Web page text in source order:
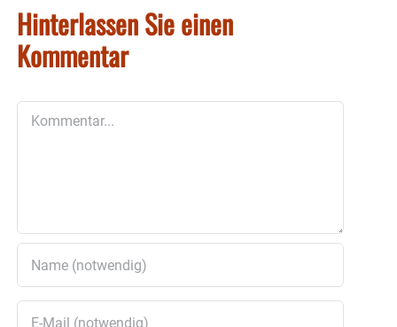
Hinterlassen Sie einen
Kommentar